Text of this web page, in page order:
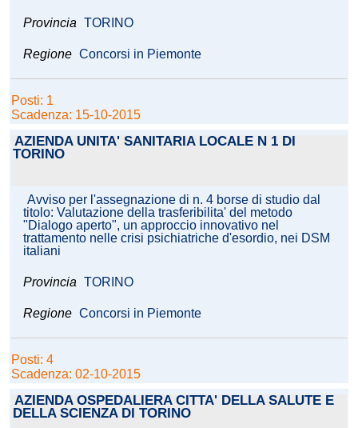
Provincia TORINO
Regione Concorsi in Piemonte
Posti: 1
Scadenza: 15-10-2015
AZIENDA UNITA' SANITARIA LOCALE N 1 DI
TORINO
Avviso per l'assegnazione di n. 4 borse di studio dal
titolo: Valutazione della trasferibilita' del metodo
"Dialogo aperto", un approccio innovativo nel
trattamento nelle crisi psichiatriche d'esordio, nei DSM
italiani
Provincia TORINO
Regione Concorsi in Piemonte
Posti: 4
Scadenza: 02-10-2015
AZIENDA OSPEDALIERA CITTA' DELLA SALUTE E
DELLA SCIENZA DI TORINO